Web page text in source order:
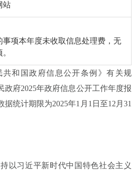
站
事项本年度未收取信息处理费，无
共和国政府信息公开条例》有关规
政府2025年政府信息公开工作年度报
据统计期限为2025年1 月 1 日至12 月31
以习近平新时代中国特色社会主义